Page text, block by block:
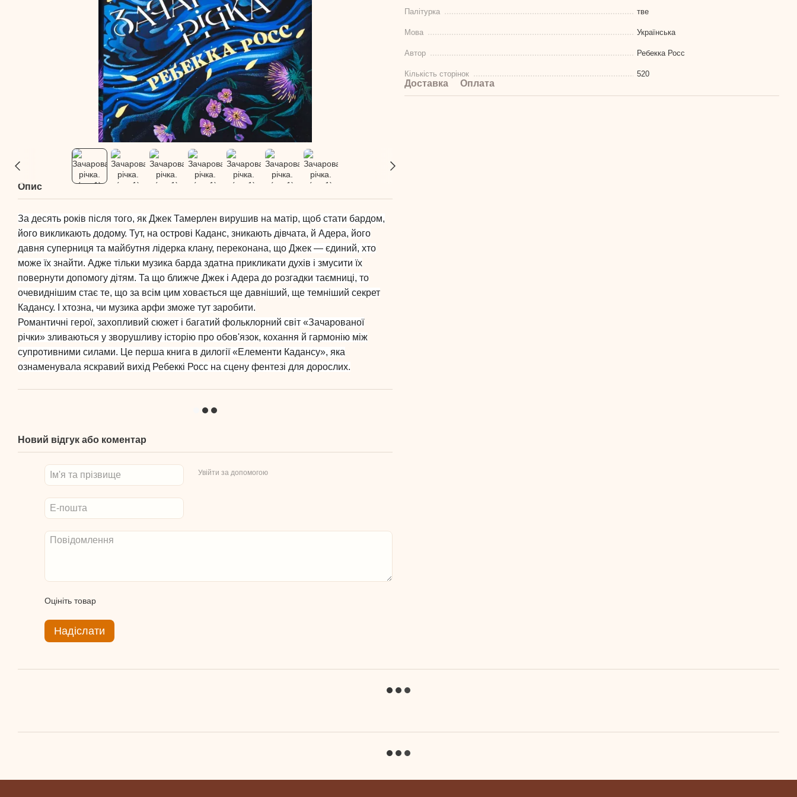
Опис
За десять років після того, як Джек Тамерлен вирушив на матір, щоб стати бардом,
його викликають додому. Тут, на острові Каданс, зникають дівчата, й Адера, його
давня суперниця та майбутня лідерка клану, переконана, що Джек — єдиний, хто
може їх знайти. Адже тільки музика барда здатна прикликати духів і змусити їх
повернути допомогу дітям. Та що ближче Джек і Адера до розгадки таємниці, то
очевиднішим стає те, що за всім цим ховається ще давніший, ще темніший секрет
Кадансу. І хтозна, чи музика арфи зможе тут заробити.
Романтичні герої, захопливий сюжет і багатий фольклорний світ «Зачарованої
річки» зливаються у зворушливу історію про обов'язок, кохання й гармонію між
супротивними силами. Це перша книга в дилогії «Елементи Кадансу», яка
ознаменувала яскравий вихід Ребеккі Росс на сцену фентезі для дорослих.
Новий відгук або коментар
Увійти за допомогою
Оцініть товар
Надіслати
Палітурка тве
Мова Українська
Автор Ребекка Росс
Кількість сторінок 520
Доставка Оплата